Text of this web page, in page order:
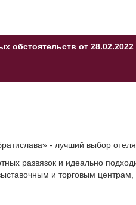
от 28.02.2022
- лучший выбор
развязок и идеально
и торговым центрам,